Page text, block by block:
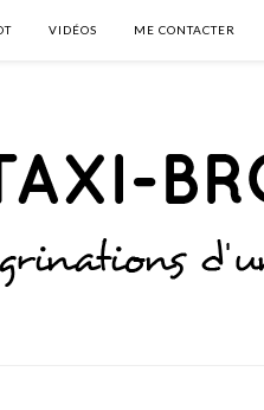
VIDÉOS ME CONTACTER